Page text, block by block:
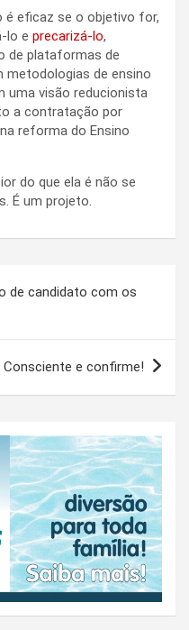
é eficaz se o objetivo for,
lo e precarizá-lo,
de plataformas de
de ensino
uma visão reducionista
a contratação por
reforma do Ensino
do que ela é não se
É um projeto.
de candidato com os
Consciente e confirme!